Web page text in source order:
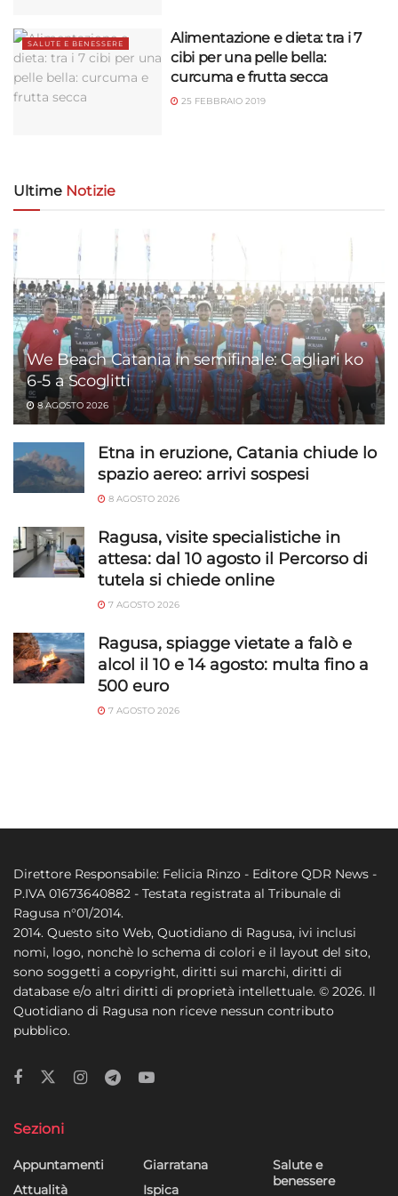
SALUTE E BENESSERE
Alimentazione e dieta: tra i 7
cibi per una pelle bella:
curcuma e frutta secca
25 FEBBRAIO 2019
Ultime Notizie
We Beach Catania in semifinale: Cagliari ko
6-5 a Scoglitti
8 AGOSTO 2026
Etna in eruzione, Catania chiude lo
spazio aereo: arrivi sospesi
8 AGOSTO 2026
Ragusa, visite specialistiche in
attesa: dal 10 agosto il Percorso di
tutela si chiede online
7 AGOSTO 2026
Ragusa, spiagge vietate a falò e
alcol il 10 e 14 agosto: multa fino a
500 euro
7 AGOSTO 2026
Direttore Responsabile: Felicia Rinzo - Editore QDR News -
P.IVA 01673640882 - Testata registrata al Tribunale di
Ragusa n°01/2014.
2014. Questo sito Web, Quotidiano di Ragusa, ivi inclusi
nomi, logo, nonchè lo schema di colori e il layout del sito,
sono soggetti a copyright, diritti sui marchi, diritti di
database e/o altri diritti di proprietà intellettuale. © 2026. Il
Quotidiano di Ragusa non riceve nessun contributo
pubblico.
Sezioni
Appuntamenti
Attualità
Giarratana
Ispica
Salute e
benessere